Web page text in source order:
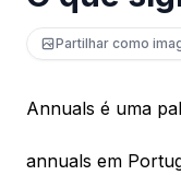
Partilhar como
Annuals é uma
annuals em